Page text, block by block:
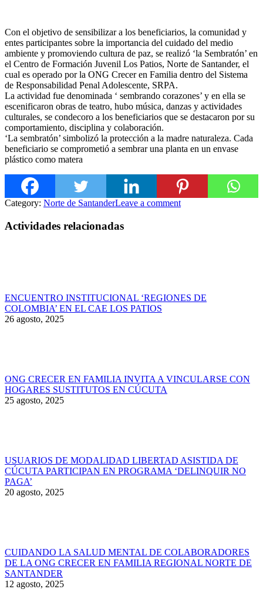
Con el objetivo de sensibilizar a los beneficiarios, la comunidad y
entes participantes sobre la importancia del cuidado del medio
ambiente y promoviendo cultura de paz, se realizó ‘la Sembratón’ en
el Centro de Formación Juvenil Los Patios, Norte de Santander, el
cual es operado por la ONG Crecer en Familia dentro del Sistema
de Responsabilidad Penal Adolescente, SRPA.
La actividad fue denominada ‘ sembrando corazones’ y en ella se
escenificaron obras de teatro, hubo música, danzas y actividades
culturales, se condecoro a los beneficiarios que se destacaron por su
comportamiento, disciplina y colaboración.
‘La sembratón’ simbolizó la protección a la madre naturaleza. Cada
beneficiario se comprometió a sembrar una planta en un envase
plástico como matera
Category: Norte de SantanderLeave a comment
Actividades relacionadas
ENCUENTRO INSTITUCIONAL ‘REGIONES DE
COLOMBIA’ EN EL CAE LOS PATIOS
26 agosto, 2025
ONG CRECER EN FAMILIA INVITA A VINCULARSE CON
HOGARES SUSTITUTOS EN CÚCUTA
25 agosto, 2025
USUARIOS DE MODALIDAD LIBERTAD ASISTIDA DE
CÚCUTA PARTICIPAN EN PROGRAMA ‘DELINQUIR NO
PAGA’
20 agosto, 2025
CUIDANDO LA SALUD MENTAL DE COLABORADORES
DE LA ONG CRECER EN FAMILIA REGIONAL NORTE DE
SANTANDER
12 agosto, 2025